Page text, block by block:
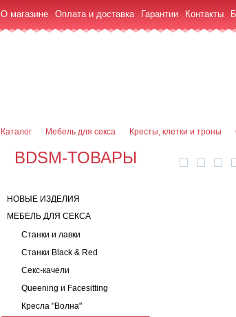
О магазине Оплата и доставка Гарантии Контакты
Каталог Мебель для секса Кресты, клетки и троны
BDSM-ТОВАРЫ
НОВЫЕ ИЗДЕЛИЯ
МЕБЕЛЬ ДЛЯ СЕКСА
Станки и лавки
Станки Black & Red
Секс-качели
Queening и Facesitting
Кресла "Волна"